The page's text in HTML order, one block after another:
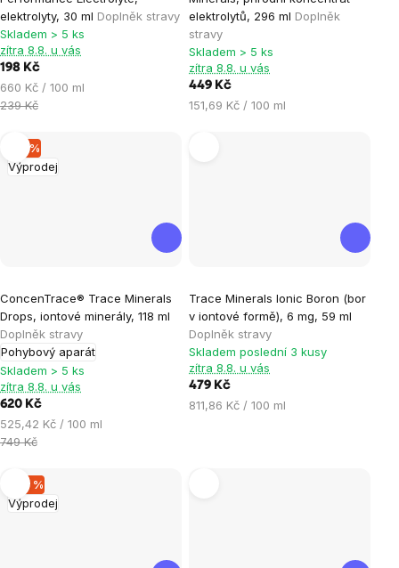
elektrolyty, 30 ml Doplněk stravy
Skladem > 5 ks
zítra 8.8. u vás
198 Kč
Měrná
cena:
660 Kč / 100 ml
239 Kč
elektrolytů, 296 ml Doplněk
stravy
Skladem > 5 ks
zítra 8.8. u vás
449 Kč
Měrná
151,69 Kč / 100 ml
Výprodej
–17 %
ConcenTrace® Trace Minerals
Drops, iontové minerály, 118 ml
Doplněk stravy
Pohybový aparát
Skladem > 5 ks
zítra 8.8. u vás
620 Kč
Měrná
cena:
525,42 Kč / 100 ml
749 Kč
Trace Minerals Ionic Boron (bor
v iontové formě), 6 mg, 59 ml
Doplněk stravy
Skladem poslední 3 kusy
zítra 8.8. u vás
479 Kč
Měrná
811,86 Kč / 100 ml
Výprodej
–24 %